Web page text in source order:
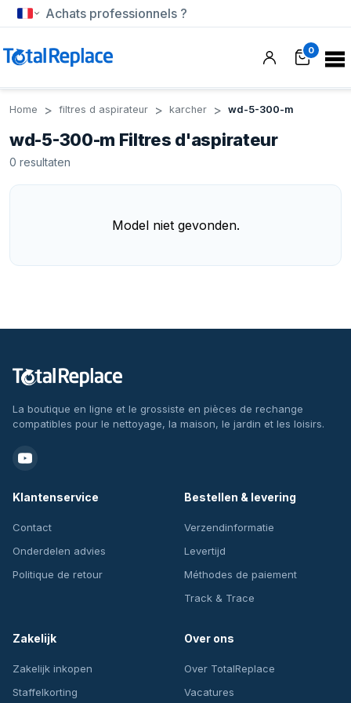
Achats professionnels ?
0
Home filtres d aspirateur karcher wd-5-300-m
wd-5-300-m Filtres d'aspirateur
0 resultaten
Model niet gevonden.
La boutique en ligne et le grossiste en pièces de rechange
compatibles pour le nettoyage, la maison, le jardin et les loisirs.
Klantenservice
Contact
Onderdelen advies
Politique de retour
Bestellen & levering
Verzendinformatie
Levertijd
Méthodes de paiement
Track & Trace
Zakelijk
Zakelijk inkopen
Staffelkorting
Over ons
Over TotalReplace
Vacatures